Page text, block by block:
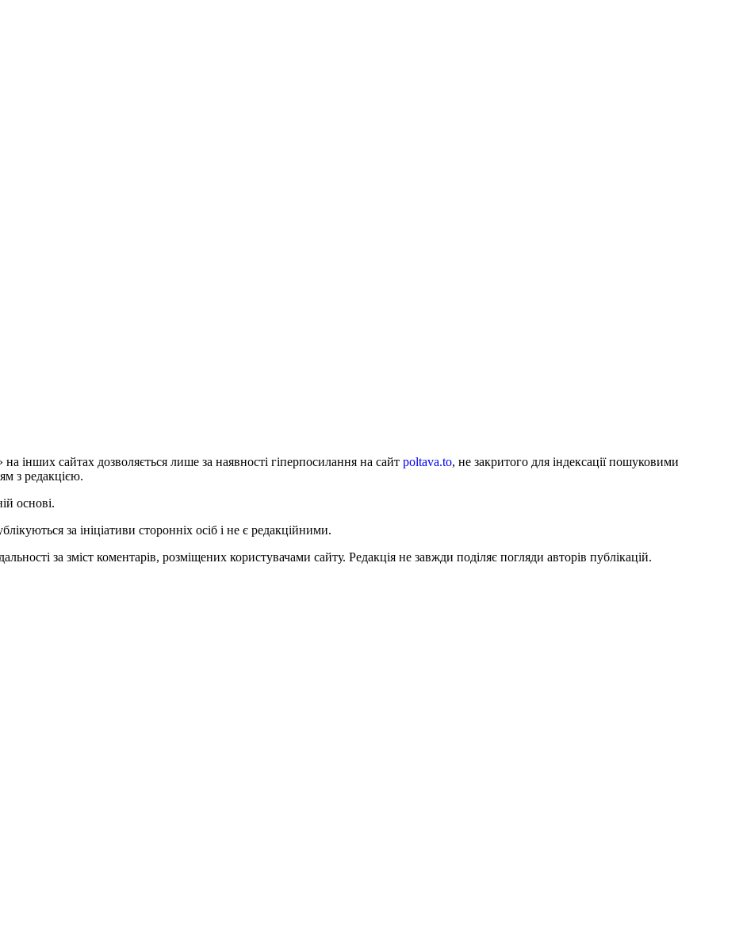
інших сайтах дозволяється лише за наявності гіперпосилання на сайт poltava.to, не закритого для індексації пошуковими
з редакцією.
основі.
за ініціативи сторонніх осіб і не є редакційними.
за зміст коментарів, розміщених користувачами сайту. Редакція не завжди поділяє погляди авторів публікацій.